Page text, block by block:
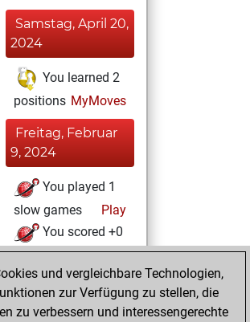
Samstag, April 20,
2024
You learned 2
positions MyMoves
Freitag, Februar
9, 2024
You played 1
slow games
Play
You scored +0
=0 -1 in slow games
Donnerstag, Juni
8, 2023
und vergleichbare Technologien,
zur Verfügung zu stellen, die
zu verbessern und interessengerechte